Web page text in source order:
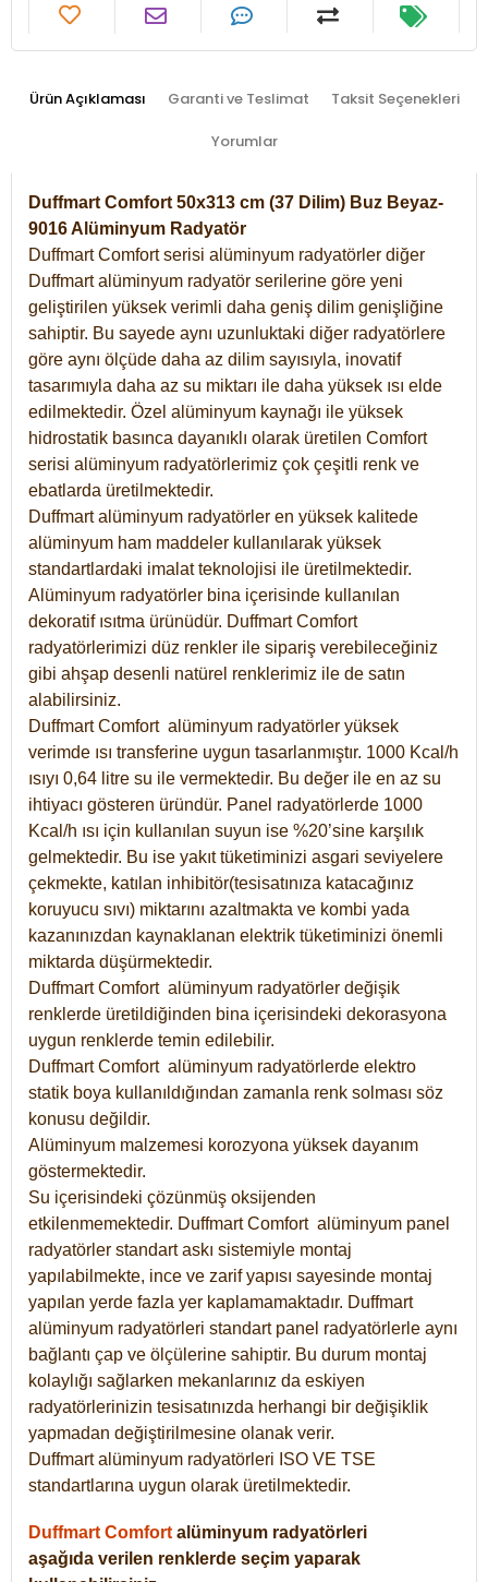
Ürün Açıklaması Garanti ve Teslimat Taksit Seçenekleri
Yorumlar
Duffmart Comfort 50x313 cm (37 Dilim) Buz Beyaz-
9016 Alüminyum Radyatör
Duffmart Comfort serisi alüminyum radyatörler diğer
Duffmart alüminyum radyatör serilerine göre yeni
geliştirilen yüksek verimli daha geniş dilim genişliğine
sahiptir. Bu sayede aynı uzunluktaki diğer radyatörlere
göre aynı ölçüde daha az dilim sayısıyla, inovatif
tasarımıyla daha az su miktarı ile daha yüksek ısı elde
edilmektedir. Özel alüminyum kaynağı ile yüksek
hidrostatik basınca dayanıklı olarak üretilen Comfort
serisi alüminyum radyatörlerimiz çok çeşitli renk ve
ebatlarda üretilmektedir.
Duffmart alüminyum radyatörler en yüksek kalitede
alüminyum ham maddeler kullanılarak yüksek
standartlardaki imalat teknolojisi ile üretilmektedir.
Alüminyum radyatörler bina içerisinde kullanılan
dekoratif ısıtma ürünüdür. Duffmart Comfort
radyatörlerimizi düz renkler ile sipariş verebileceğiniz
gibi ahşap desenli natürel renklerimiz ile de satın
alabilirsiniz.
Duffmart Comfort alüminyum radyatörler yüksek
verimde ısı transferine uygun tasarlanmıştır. 1000 Kcal/h
ısıyı 0,64 litre su ile vermektedir. Bu değer ile en az su
ihtiyacı gösteren üründür. Panel radyatörlerde 1000
Kcal/h ısı için kullanılan suyun ise %20’sine karşılık
gelmektedir. Bu ise yakıt tüketiminizi asgari seviyelere
çekmekte, katılan inhibitör(tesisatınıza katacağınız
koruyucu sıvı) miktarını azaltmakta ve kombi yada
kazanınızdan kaynaklanan elektrik tüketiminizi önemli
miktarda düşürmektedir.
Duffmart Comfort alüminyum radyatörler değişik
renklerde üretildiğinden bina içerisindeki dekorasyona
uygun renklerde temin edilebilir.
DuffmartComfort alüminyum radyatörlerde elektro
statik boya kullanıldığından zamanla renk solması söz
konusu değildir.
Alüminyum malzemesi korozyona yüksek dayanım
göstermektedir.
Su içerisindeki çözünmüş oksijenden
etkilenmemektedir. DuffmartComfort alüminyum panel
radyatörler standart askı sistemiyle montaj
yapılabilmekte, ince ve zarif yapısı sayesinde montaj
yapılan yerde fazla yer kaplamamaktadır. Duffmart
alüminyum radyatörleri standart panel radyatörlerle aynı
bağlantı çap ve ölçülerine sahiptir. Bu durum montaj
kolaylığı sağlarken mekanlarınız da eskiyen
radyatörlerinizin tesisatınızda herhangi bir değişiklik
yapmadan değiştirilmesine olanak verir.
Duffmart alüminyum radyatörleri ISO VE TSE
standartlarına uygun olarak üretilmektedir.
Duffmart Comfort alüminyum radyatörleri
aşağıda verilen renklerde seçim yaparak